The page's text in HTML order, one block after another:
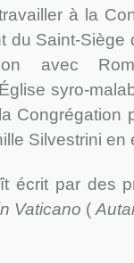
à la
du Saint-
avec
syro-
Congrégation
Silvestrini
écrit par des
Vaticano (